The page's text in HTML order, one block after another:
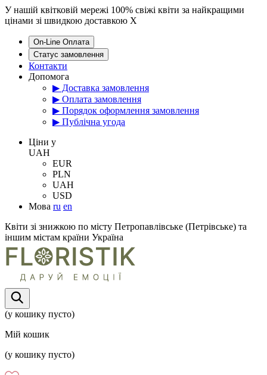
У нашій квітковій мережі 100% свіжі квіти за найкращими
цінами зі швидкою доставкою X
On-Line Оплата
Статус замовлення
Контакти
Допомога
▶ Доставка замовлення
▶ Оплата замовлення
▶ Порядок оформлення замовлення
▶ Публічна угода
Цiни у
UAH
EUR
PLN
UAH
USD
Мова ru en
Квіти зі знижкою по місту Петропавлівське (Петрівське) та
іншим містам країни Україна
(у кошику пусто)
Мій кошик
(у кошику пусто)